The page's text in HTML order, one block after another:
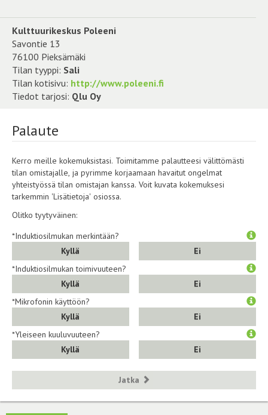
Kulttuurikeskus Poleeni
Savontie 13
76100 Pieksämäki
Tilan tyyppi: Sali
Tilan kotisivu: http://www.poleeni.fi
Tiedot tarjosi: Qlu Oy
Palaute
Kerro meille kokemuksistasi. Toimitamme palautteesi välittömästi
tilan omistajalle, ja pyrimme korjaamaan havaitut ongelmat
yhteistyössä tilan omistajan kanssa. Voit kuvata kokemuksesi
tarkemmin 'Lisätietoja' osiossa.
Olitko tyytyväinen:
*Induktiosilmukan merkintään?
Kyllä
Ei
*Induktiosilmukan toimivuuteen?
Kyllä
Ei
*Mikrofonin käyttöön?
Kyllä
Ei
*Yleiseen kuuluvuuteen?
Kyllä
Ei
Jatka